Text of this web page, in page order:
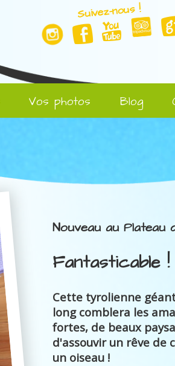
Suivez-nous !
Vos photos Blog
Nouveau au Plateau
Fantasticable !
Cette tyrolienne
long comblera les
fortes, de beaux
d'assouvir un rêve de
un oiseau !